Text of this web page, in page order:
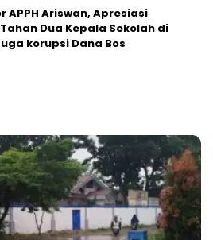
APPH Ariswan, Apresiasi
Dua Kepala Sekolah di
korupsi Dana Bos